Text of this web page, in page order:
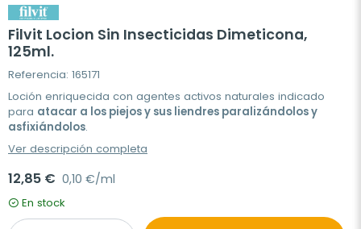
Filvit Locion Sin Insecticidas Dimeticona,
125ml.
Referencia: 165171
Loción enriquecida con agentes activos naturales indicado
para atacar a los piejos y sus liendres paralizándolos y
asfixiándolos.
Ver descripción completa
12,85 € 0,10 €/ml
En stock